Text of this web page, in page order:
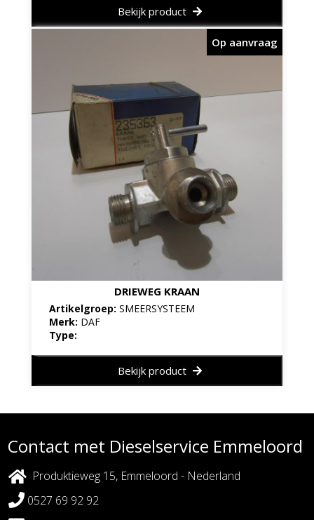
Bekijk product
DRIEWEG KRAAN
Artikelgroep: SMEERSYSTEEM
Merk: DAF
Type:
Op aanvraag
Bekijk product
Contact met Dieselservice Emmeloord
Produktieweg 15, Emmeloord - Nederland
0527 69 92 92